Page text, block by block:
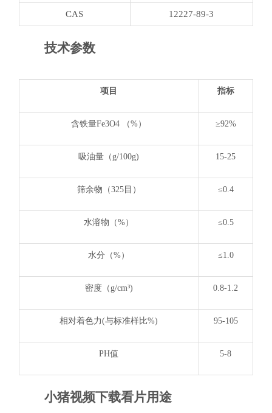
CAS 12227-89-3
技术参数
项目 指标
含铁量Fe3O4 （%） ≥92%
吸油量（g/100g) 15-25
筛余物（325目） ≤0.4
水溶物（%） ≤0.5
水分（%） ≤1.0
密度（g/cm³) 0.8-1.2
相对着色力(与标准样比%) 95-105
PH值 5-8
小猪视频下载看片用途